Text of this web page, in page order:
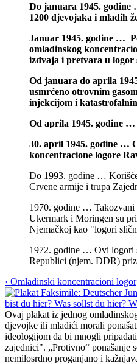
Do januara 1945.
1200 djevojaka i mladih
Januar 1945. godine …
omladinskog
izdvaja i pretvara u logor
Od januara do aprila
usmrćeno otrovnim
injekcijom i
Od aprila 1945. godine
30. april 1945. godine …
koncentracione logore
Do 1993. godine …
Crvene armije i trupa
1970. godine …
Ukermark i Moringen su
Njemačkoj kao "logori
1972. godine … Ovi logori
Republici (njem. DDR)
‹ Omladinski koncentracioni logor
Ovaj plakat iz jednog
djevojke ili mladići morali
ideologijom da bi mnogli
zajednici". „Protivno“ ponašanje
nemilosrdno proganjano i